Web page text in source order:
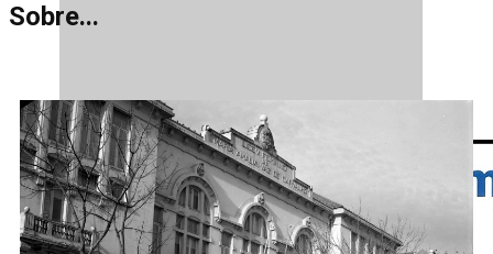
Sobre...